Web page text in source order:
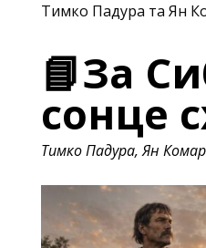
Тимко Падура та Ян
📘За
сонце
Тимко Падура,Ян